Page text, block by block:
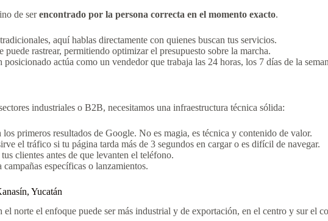
de serencontrado por la persona correcta en el momento exacto.
aquí hablas directamente con quienes buscan tus servicios.
puede rastrear, permitiendo optimizar el presupuesto sobre la marcha.
actúa como un vendedor que trabaja las 24 horas, los 7 días de la
industriales o B2B, necesitamos una infraestructura técnica sólida:
los primeros resultados de Google. No es magia, es técnica y contenido de valor.
el tráfico si tu página tarda más de 3 segundos en cargar o es difícil de navegar.
clientes antes de que levanten el teléfono.
específicas o lanzamientos.
Yucatán
norte el enfoque puede ser más industrial y de exportación, en el centro y sur el